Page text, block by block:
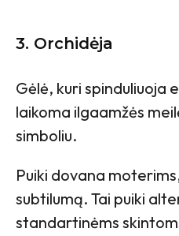
3. Orchidėja
Gėlė, kuri spinduliuoja
laikoma ilgaamžės
simboliu.
Puiki dovana
subtilumą. Tai puiki
standartinėms